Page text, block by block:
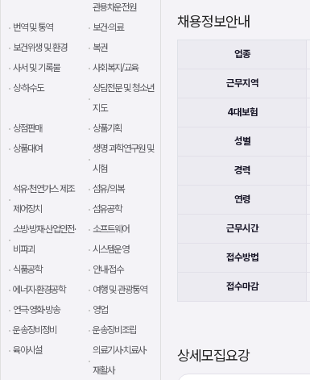
관용차운전원
번역 및 통역
보건·의료
보건위생 및 환경
복권
사서 및 기록물
사회복지/교육
상·하수도
상담전문 및 청소년
지도
상점판매
상품기획
상품대여
생명 과학연구원 및
시험
석유·천연가스 제조
제어장치
섬유/의복
섬유공학
소방·방재·산업안전·
비파괴
소프트웨어
시스템운영
식품공학
안내·접수
에너지·환경공학
여행 및 관광통역
연극·영화·방송
영업
운송장비정비
운송장비조립
육아시설
의료기사·치료사·
재활사
채용정보안내
업종
근무지역
4대보험
성별
경력
연령
근무시간
접수방법
접수마감
상세모집요강